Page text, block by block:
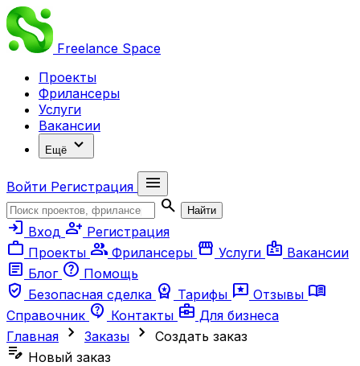
Freelance Space
Проекты
Фрилансеры
Услуги
Вакансии
Ещё expand_more
Войти Регистрация
menu
search
Найти
login Вход person_add Регистрация
work Проекты group Фрилансеры storefront Услуги badge Вакансии
article Блог help Помощь
verified_user Безопасная сделка workspace_premium Тарифы reviews Отзывы menu_book
Справочник contact_support Контакты business_center Для бизнеса
Главная chevron_right Заказы chevron_right Создать заказ
edit_note Новый заказ